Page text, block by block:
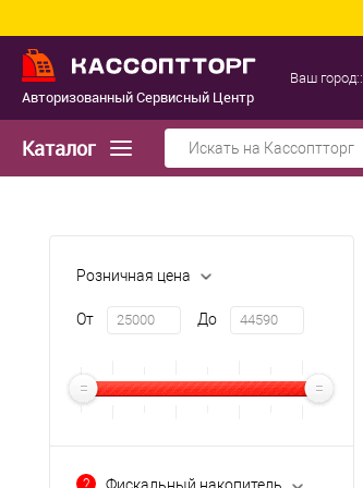
Авторизованный Сервисный Центр
Ваш город::
Каталог
Розничная цена
От До